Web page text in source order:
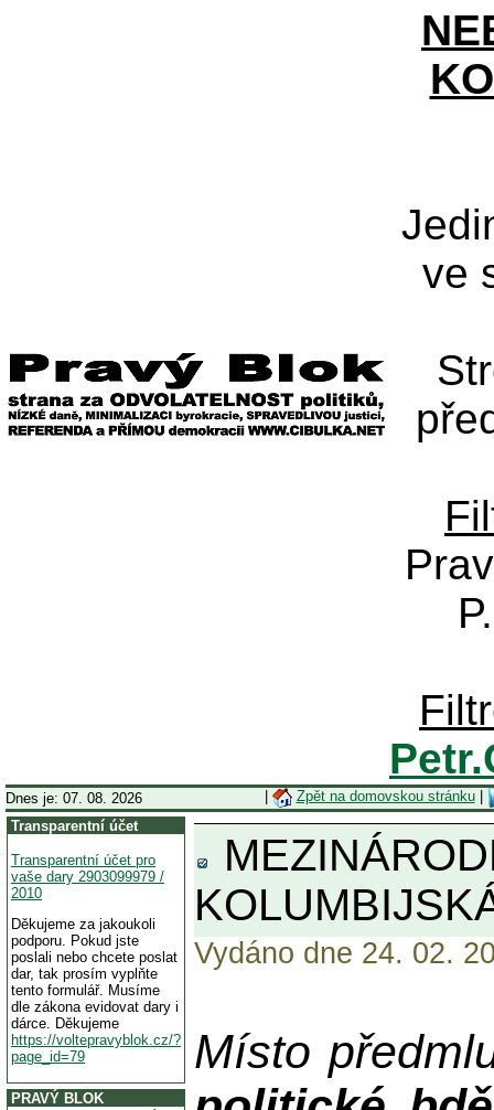
ve
Dnes je: 07. 08. 2026 Zpět na domovskou stránku|
Transparentní účet
Transparentní účet pro
vaše dary 2903099979 /
2010
Děkujeme za jakoukoli
podporu. Pokud jste
poslali nebo chcete poslat
dar, tak prosím vyplňte
tento formulář. Musíme
dle zákona evidovat dary i
dárce. Děkujeme
https://voltepravyblok.cz/?
page_id=79
PRAVÝ BLOK
Vydáno dne 24. 02.
Místo